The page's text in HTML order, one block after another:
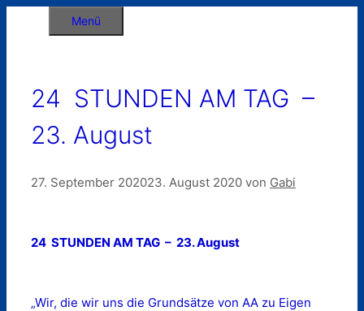
Menü
24 STUNDEN AM TAG –
23. August
27. September 202023. August 2020 von Gabi
24 STUNDEN AM TAG – 23. August
„Wir, die wir uns die Grundsätze von AA zu Eigen